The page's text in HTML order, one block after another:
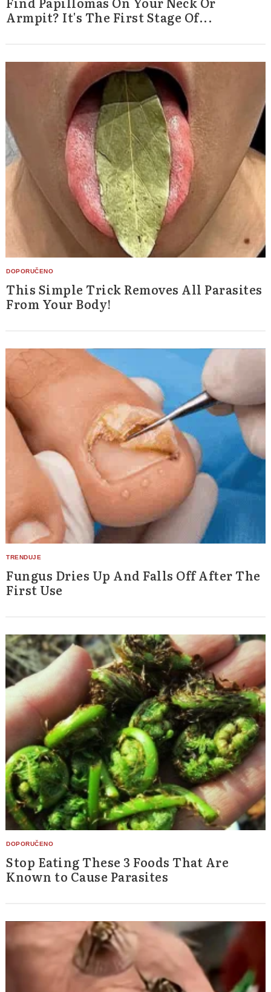
Armpit? It's The First Stage Of...
This Simple Trick Removes All Parasites
From Your Body!
Fungus Dries Up And Falls Off After The
First Use
Stop Eating These 3 Foods That Are
Known to Cause Parasites
Search
for: